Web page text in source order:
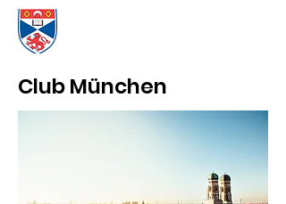
Club München